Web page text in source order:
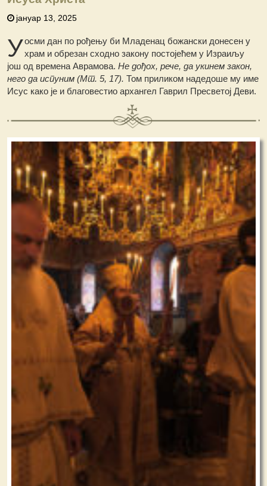
јануар 13, 2025
Уосми дан по рођењу би Младенац божански донесен у
храм и обрезан сходно закону постојећем у Израиљу
још од времена Аврамова.He дођох, рече, да укинем закон,
него да испуним (Мт. 5, 17). Том приликом надедоше му име
Исус како је и благовестио архангел Гаврил Пресветој Деви.